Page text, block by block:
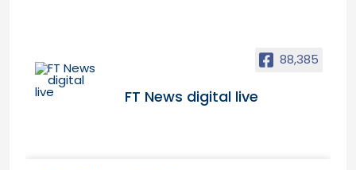
88,385
FT News digital live